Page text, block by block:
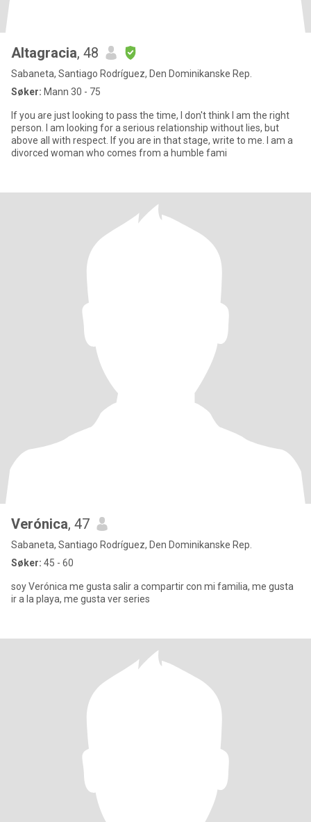
Altagracia, 48
Sabaneta, Santiago Rodríguez, Den Dominikanske Rep.
Søker: Mann 30 - 75
If you are just looking to pass the time, I don't think I am the right
person. I am looking for a serious relationship without lies, but
above all with respect. If you are in that stage, write to me. I am a
divorced woman who comes from a humble fami
Verónica, 47
Sabaneta, Santiago Rodríguez, Den Dominikanske Rep.
Søker: 45 - 60
soy Verónica me gusta salir a compartir con mi familia, me gusta
ir a la playa, me gusta ver series